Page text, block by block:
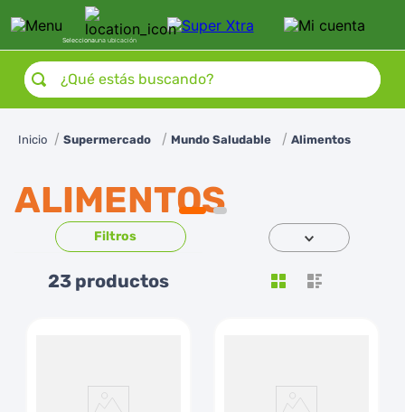
Seleccionauna ubicación
¿Qué estás buscando?
Supermercado Mundo Saludable Alimentos
ALIMENTOS
23 productos